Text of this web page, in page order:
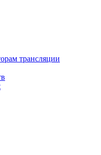
трансляции